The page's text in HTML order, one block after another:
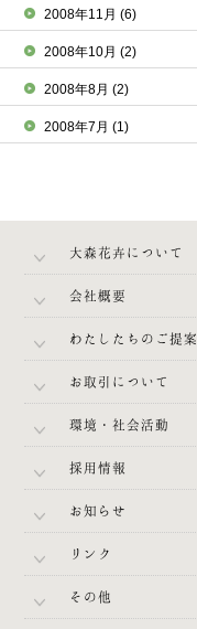
2008年11月(6)
2008年10月(2)
2008年8月(2)
2008年7月(1)
大森花卉について
会社概要
わたしたちのご提案
お取引について
環境・社会活動
採用情報
お知らせ
リンク
その他